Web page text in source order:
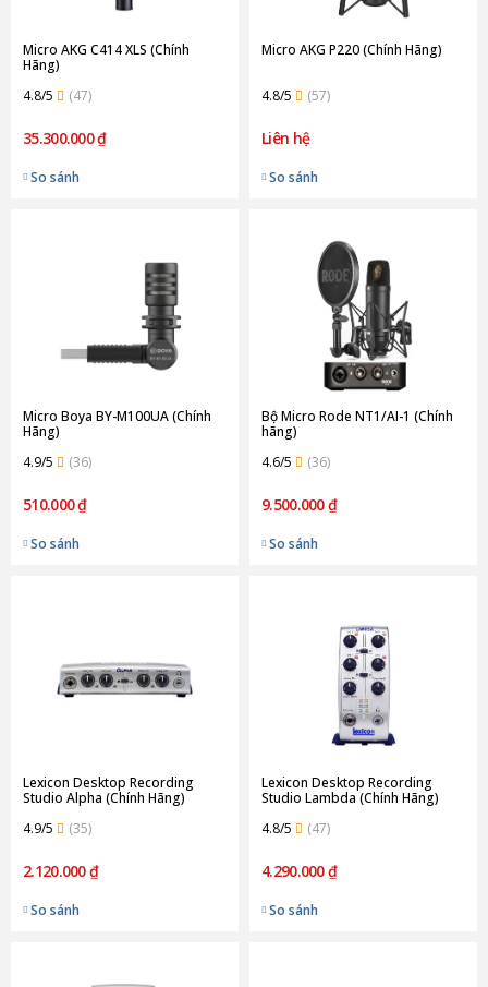
Micro AKG C414 XLS (Chính
Hãng)
4.8/5
(47)
35.300.000 ₫
So sánh
Micro AKG P220 (Chính Hãng)
4.8/5 (57)
Liên hệ
So sánh
Micro Boya BY-M100UA (Chính
Hãng)
4.9/5
(36)
510.000 ₫
So sánh
Bộ Micro Rode NT1/AI-1 (Chính
hãng)
4.6/5
(36)
9.500.000 ₫
So sánh
Lexicon Desktop Recording
Studio Alpha (Chính Hãng)
4.9/5
(35)
2.120.000 ₫
So sánh
Lexicon Desktop Recording
Studio Lambda (Chính Hãng)
4.8/5
(47)
4.290.000 ₫
So sánh